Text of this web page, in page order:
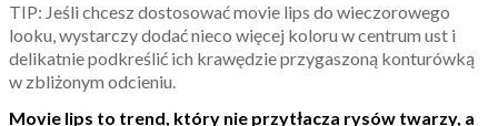
TIP: Jeśli chcesz dostosować movie lips do wieczorowego
looku, wystarczy dodać nieco więcej koloru w centrum ust i
delikatnie podkreślić ich krawędzie przygaszoną konturówką
w zbliżonym odcieniu.
Movie lips to trend, który nie przytłacza rysów twarzy, a